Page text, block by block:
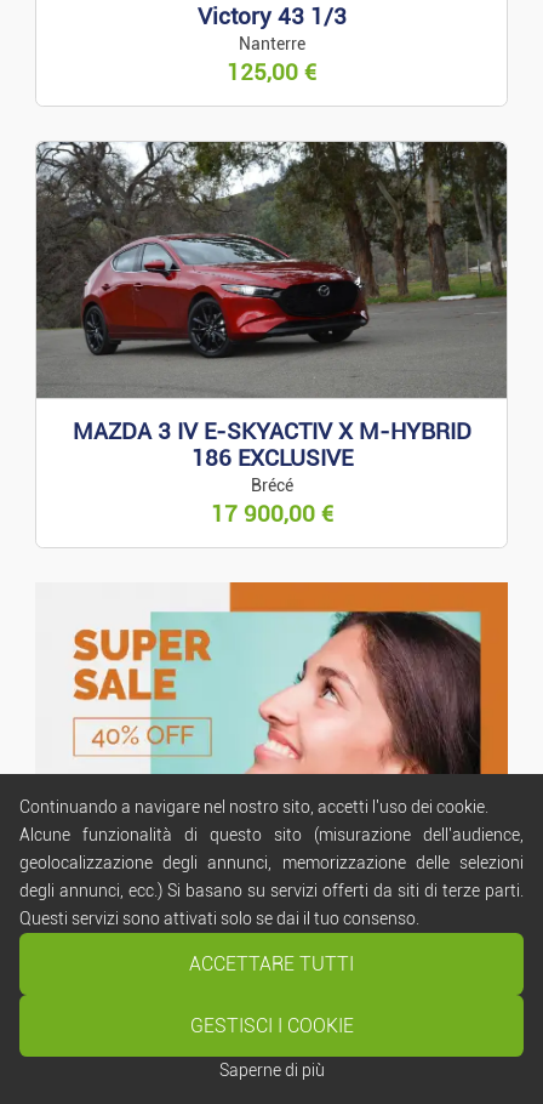
Cancella tutto Inizia la ricerca
Victory 43 1/3
Nanterre
125,00 €
MAZDA 3 IV E-SKYACTIV X M-HYBRID
186 EXCLUSIVE
Brécé
17 900,00 €
Continuando a navigare nel nostro sito, accetti l'uso dei cookie.
Alcune funzionalità di questo sito (misurazione dell'audience,
geolocalizzazione degli annunci, memorizzazione delle selezioni
degli annunci, ecc.) Si basano su servizi offerti da siti di terze parti.
Questi servizi sono attivati ​​solo se dai il tuo consenso.
ACCETTARE TUTTI
GESTISCI I COOKIE
Saperne di più